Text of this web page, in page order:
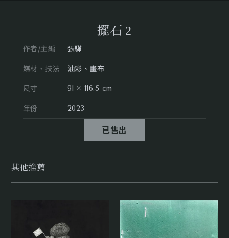
擺石 2
作者/主編
張驊
媒材、技法
油彩、畫布
尺寸
91 × 116.5 cm
年份 2023
已售出
其他推薦